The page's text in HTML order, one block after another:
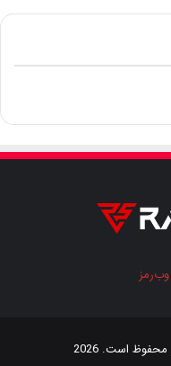
وب‌رمز
محفوظ است. 2026